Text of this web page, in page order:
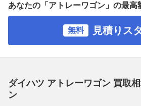
あなたの「アトレーワゴン」の最高
無料 見積りス
ダイハツ アトレーワゴン 買取
ン